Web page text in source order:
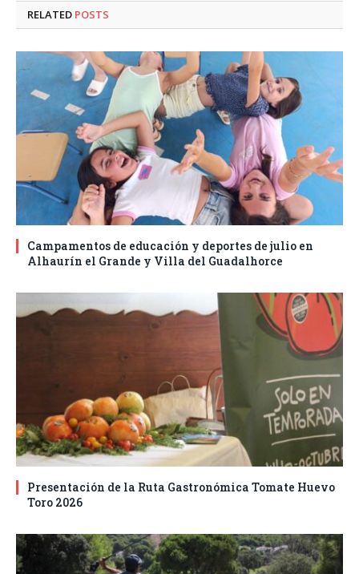
RELATED POSTS
Campamentos de educación y deportes de julio en
Alhaurín el Grande y Villa del Guadalhorce
Presentación de la Ruta Gastronómica Tomate Huevo
Toro 2026